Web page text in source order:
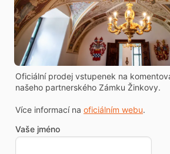
Oficiální prodej vstupenek na
našeho partnerského Zámku Žinkovy.
Více informací na oficiálním webu.
Vaše jméno